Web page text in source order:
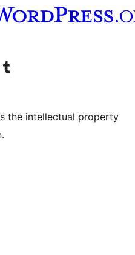
paskyroje
channel
Apsilankykite mūsų Tumblr paskyroje
the intellectual property